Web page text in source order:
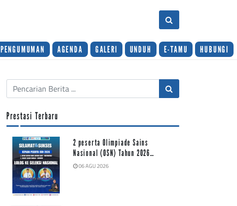
PENGUMUMAN AGENDA GALERI UNDUH E-TAMU HUBUNGI
Prestasi Terbaru
2 peserta Olimpiade Sains
Nasional (OSN) Tahun 2026…
06 AGU 2026